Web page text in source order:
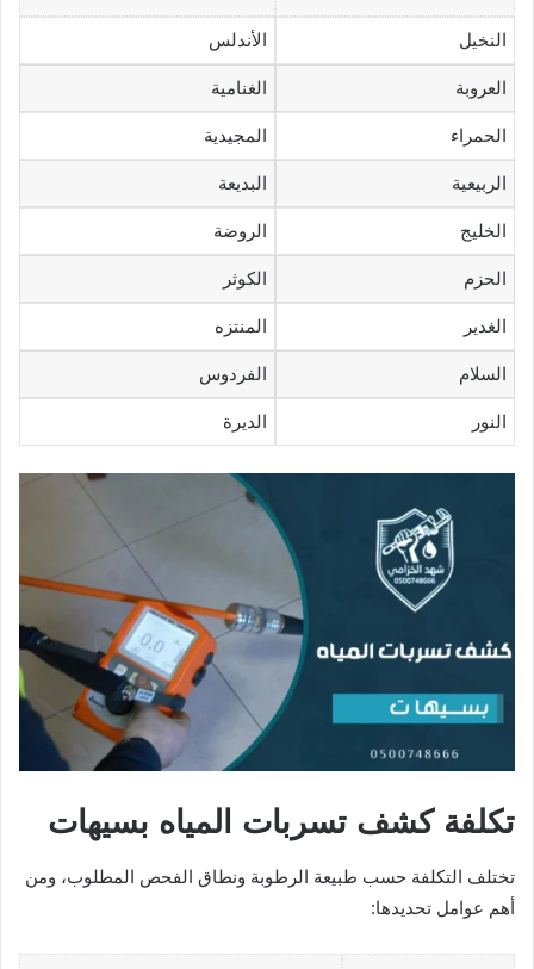
النخيل الأندلس
العروبة الغنامية
الحمراء المجيدية
الربيعية البديعة
الخليج الروضة
الحزم الكوثر
الغدير المنتزه
السلام الفردوس
النور الديرة
تكلفة كشف تسربات المياه بسيهات
تختلف التكلفة حسب طبيعة الرطوبة ونطاق الفحص المطلوب، ومن
أهم عوامل تحديدها: